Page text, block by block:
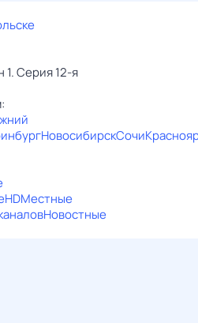
Серия 12-я
НовосибирскСочи
HDМестные
Новостные